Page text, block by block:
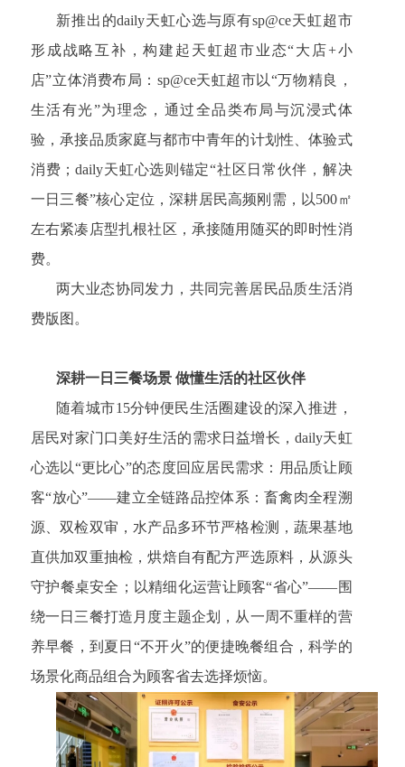
新推出的daily天虹心选与原有sp@ce天虹超市
形成战略互补，构建起天虹超市业态“大店+小
店”立体消费布局：sp@ce天虹超市以“万物精良，
生活有光”为理念，通过全品类布局与沉浸式体
验，承接品质家庭与都市中青年的计划性、体验式
消费；daily天虹心选则锚定“社区日常伙伴，解决
一日三餐”核心定位，深耕居民高频刚需，以500㎡
左右紧凑店型扎根社区，承接随用随买的即时性消
费。
两大业态协同发力，共同完善居民品质生活消
费版图。
深耕一日三餐场景 做懂生活的社区伙伴
随着城市15分钟便民生活圈建设的深入推进，
居民对家门口美好生活的需求日益增长，daily天虹
心选以“更比心”的态度回应居民需求：用品质让顾
客“放心”——建立全链路品控体系：畜禽肉全程溯
源、双检双审，水产品多环节严格检测，蔬果基地
直供加双重抽检，烘焙自有配方严选原料，从源头
守护餐桌安全；以精细化运营让顾客“省心”——围
绕一日三餐打造月度主题企划，从一周不重样的营
养早餐，到夏日“不开火”的便捷晚餐组合，科学的
场景化商品组合为顾客省去选择烦恼。